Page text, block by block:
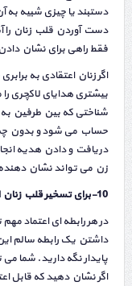
دستبند یا چیزی شبیه به
دست آوردن قلب زنان را
فقط راهی برای نشان
اگر زنان اعتقادی به
بیشتری هدایای لاکچری
شناختی که بین طرفین
حساب می شود و بدون
دریافت و دادن هدیه
زن می تواند نشان
10-برای تسخیر قلب زنان اعتماد ایجاد کنید
در هر رابطه ای اعتماد
داشتن یک رابطه سالم این
پایدار نگه دارید. شما می
اگر نشان دهید که قابل